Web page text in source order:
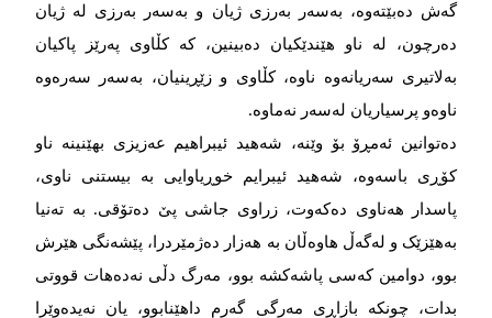
گەش دەبێتەوە، بەسەر بەرزی ژیان و بەسەر بەرزی لە ژیان
دەرچون، لە ناو هێندێکیان دەبینین، کە کڵاوی پەرێز پاکیان
بەلاتیری سەریانەوە ناوە، کڵاوی و زێڕینیان، بەسەر سەرەوە
ناوەو پرسیاریان لەسەر نەماوە.
دەتوانین ئەمڕۆ بۆ وێنە، شەهید ئیبراهیم عەزیزی بهێنینە ناو
کۆڕی باسەوە، شەهید ئیبرایم خوڕیاوایی بە بیستنی ناوی،
پاسدار هەناوی دەکەوت، زراوی جاشی پێ دەتۆقی. بە تەنیا
بەهێزێک و لەگەڵ هاوەڵان بە هەزار دەژمێردرا، پێشەنگی هێرش
بوو، دوامین کەسی پاشەکشە بوو، مەرگ دڵی نەدەهات قووتی
بدات، چونکە بازاڕی مەرگی گەرم داهێنابوو، یان نەیدەوێرا